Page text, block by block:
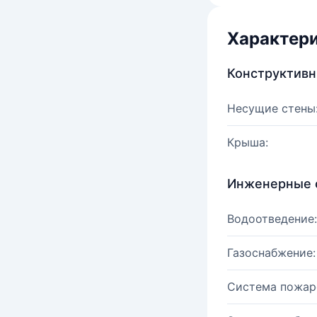
Несущие
Крыша:
Инженерные
Водоотведение:
Газоснабжение:
Система